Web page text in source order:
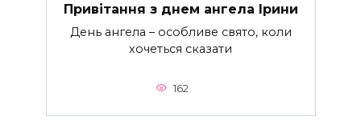
Привітання з днем ангела Ірини
День ангела – особливе свято, коли
хочеться сказати
162